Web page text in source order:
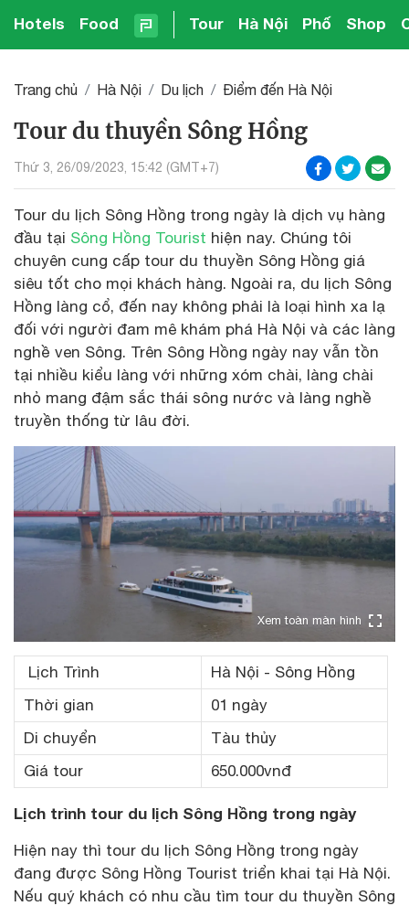
Hotels Food Tour Hà Nội Phố Shop
Trang chủ Hà Nội Du lịch Điểm đến Hà Nội
Tour du thuyền Sông Hồng
Thứ 3, 26/09/2023, 15:42 (GMT+7)
Tour du lịch Sông Hồng trong ngày là dịch vụ hàng
đầu tại Sông Hồng Tourist hiện nay. Chúng tôi
chuyên cung cấp tour du thuyền Sông Hồng giá
siêu tốt cho mọi khách hàng. Ngoài ra, du lịch Sông
Hồng làng cổ, đến nay không phải là loại hình xa lạ
đối với người đam mê khám phá Hà Nội và các làng
nghề ven Sông. Trên Sông Hồng ngày nay vẫn tồn
tại nhiều kiểu làng với những xóm chài, làng chài
nhỏ mang đậm sắc thái sông nước và làng nghề
truyền thống từ lâu đời.
Xem toàn màn hình
Lịch Trình
Hà Nội - Sông Hồng
Thời gian
01 ngày
Di chuyển
Tàu thủy
Giá tour
650.000vnđ
Lịch trình tour du lịch Sông Hồng trong ngày
Hiện nay thì tour du lịch Sông Hồng trong ngày
đang được Sông Hồng Tourist triển khai tại Hà Nội.
Nếu quý khách có nhu cầu tìm tour du thuyền Sông